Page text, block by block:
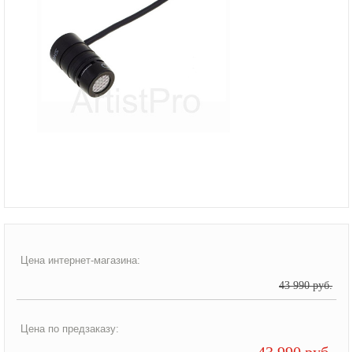
Цена интернет-магазина:
43 990 руб.
Цена по предзаказу: